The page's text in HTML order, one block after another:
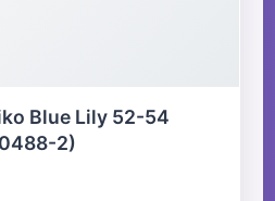
Blue Lily 52-54
2)